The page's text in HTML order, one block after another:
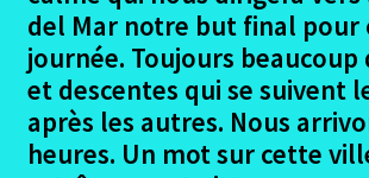
Randonnées pédestres
Me contacter
del Mar notre but final pour
journée. Toujours beaucoup
et descentes qui se suivent
après les autres. Nous
heures. Un mot sur cette